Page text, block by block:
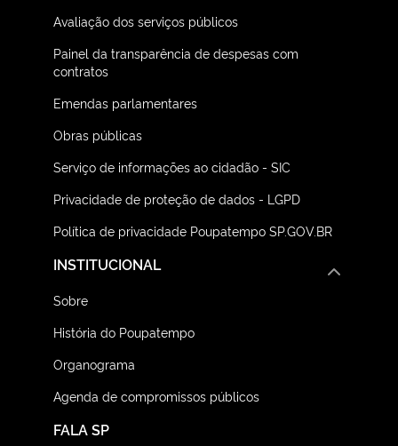
Avaliação dos serviços públicos
Painel da transparência de despesas com
contratos
Emendas parlamentares
Obras públicas
Serviço de informações ao cidadão - SIC
Privacidade de proteção de dados - LGPD
Política de privacidade Poupatempo SP.GOV.BR
FALA SP
INSTITUCIONAL
Sobre
História do Poupatempo
Organograma
Agenda de compromissos públicos